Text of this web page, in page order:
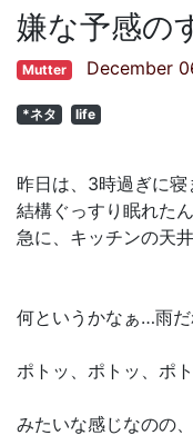
嫌な予感の
Mutter December
*ネタ life
昨日は、3時過ぎに寝
結構ぐっすり眠れた
急に、キッチンの天
何というかなぁ…雨だ
ポトッ、ポトッ、ポ
みたいな感じなのの、